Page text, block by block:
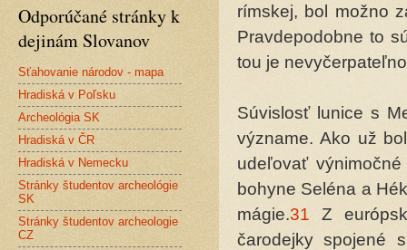
rímskej, bol možno
Pravdepodobne to
tou je
Súvislosť lunice s
význame. Ako už
udeľovať
bohyne Seléna a
mágie.31 Z
čarodejky spojené
Odporúčané stránky k
dejinám Slovanov
Sťahovanie národov - mapa
Hradiská v Poľsku
Archeológia SK
Hradiská v ČR
Hradiská v Nemecku
Stránky študentov archeológie
SK
Stránky študentov archeologie
CZ